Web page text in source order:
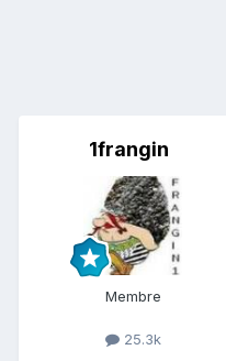
1frangin
Membre
25.3k